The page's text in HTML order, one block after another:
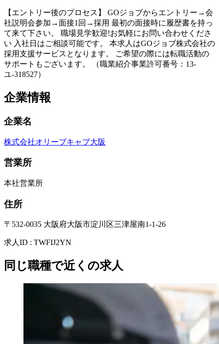
【エントリー後のプロセス】 GOジョブからエントリー→会
社説明会参加→面接1回→採用 最初の面接時に履歴書を持っ
て来て下さい。 職場見学歓迎!お気軽にお問い合わせくださ
い 入社日はご相談可能です。 本求人はGOジョブ株式会社の
採用支援サービスとなります。 ご希望の際には転職活動の
サポートもございます。 （職業紹介事業許可番号：13-
ユ-318527）
企業情報
企業名
株式会社オリーブキャブ大阪
営業所
本社営業所
住所
〒532-0035 大阪府大阪市淀川区三津屋南1-1-26
求人ID : TWFIJ2YN
同じ職種で近くの求人